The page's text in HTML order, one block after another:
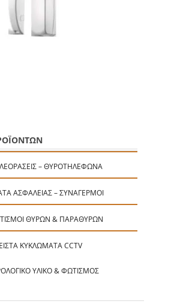
– ΘΥΡΟΤΗΛΈΦΩΝΑ
ΑΣΦΑΛΕΊΑΣ – ΣΥΝΑΓΕΡΜΟΊ
ΘΥΡΏΝ & ΠΑΡΑΘΎΡΩΝ
ΚΥΚΛΏΜΑΤΑ CCTV
ΥΛΙΚΌ & ΦΩΤΙΣΜΌΣ